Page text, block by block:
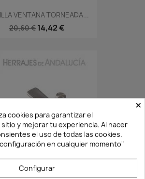
VENTANA TORNEADA...
20,60 € 14,42 €
En Stock·Envío 24/48h
×
cookies para garantizar el
y mejorar tu experiencia. Al hacer
el uso de todas las cookies.
en cualquier momento"
Configurar